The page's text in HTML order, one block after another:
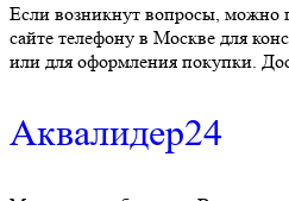
Если возникнут вопросы, можно
сайте телефону в Москве для
или для оформления покупки.
Аквалидер24